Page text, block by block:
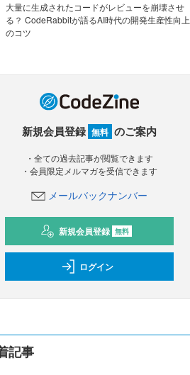
大量に生成されたコードがレビューを崩壊させ
る？ CodeRabbitが語るAI時代の開発生産性向上
のコツ
新規会員登録 無料 のご案内
・全ての過去記事が閲覧できます
・会員限定メルマガを受信できます
メールバックナンバー
新規会員登録 無料
ログイン
記事